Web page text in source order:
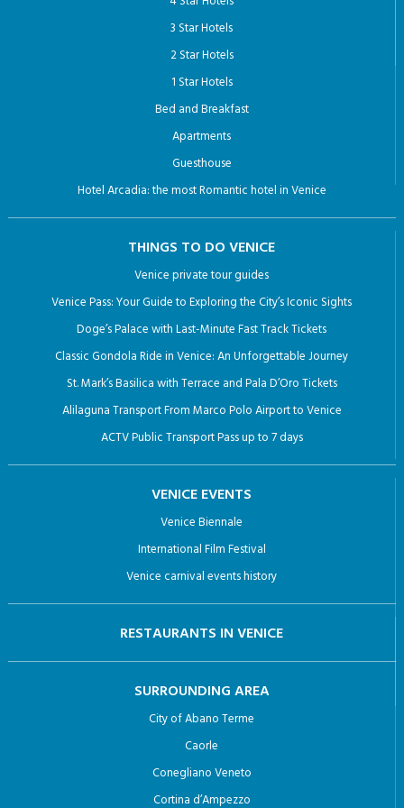
3 Star Hotels
2 Star Hotels
1 Star Hotels
Bed and Breakfast
Apartments
Guesthouse
Hotel Arcadia: the most Romantic hotel in Venice
THINGS TO DO VENICE
Venice private tour guides
Venice Pass: Your Guide to Exploring the City’s Iconic Sights
Doge’s Palace with Last-Minute Fast Track Tickets
Classic Gondola Ride in Venice: An Unforgettable Journey
St. Mark’s Basilica with Terrace and Pala D’Oro Tickets
Alilaguna Transport From Marco Polo Airport to Venice
ACTV Public Transport Pass up to 7 days
VENICE EVENTS
Venice Biennale
International Film Festival
Venice carnival events history
RESTAURANTS IN VENICE
SURROUNDING AREA
City of Abano Terme
Caorle
Conegliano Veneto
Cortina d’Ampezzo